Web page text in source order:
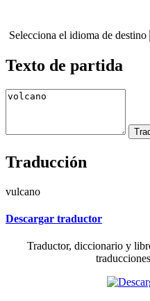
Selecciona el idioma de destino
Texto de partida
Traducción
vulcano
Descargar traductor
Traductor, diccionario y